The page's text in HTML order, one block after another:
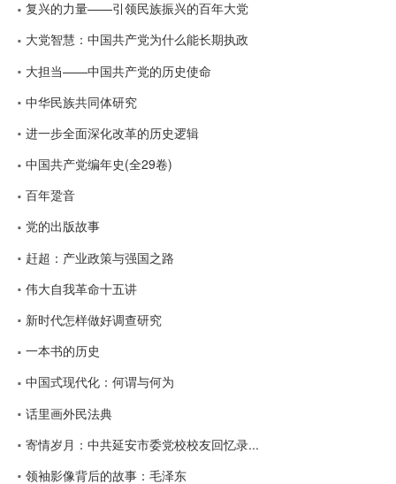
复兴的力量——引领民族振兴的百年大党
大党智慧：中国共产党为什么能长期执政
大担当——中国共产党的历史使命
中华民族共同体研究
进一步全面深化改革的历史逻辑
中国共产党编年史(全29卷)
百年跫音
党的出版故事
赶超：产业政策与强国之路
伟大自我革命十五讲
新时代怎样做好调查研究
一本书的历史
中国式现代化：何谓与何为
话里画外民法典
寄情岁月：中共延安市委党校校友回忆录...
领袖影像背后的故事：毛泽东